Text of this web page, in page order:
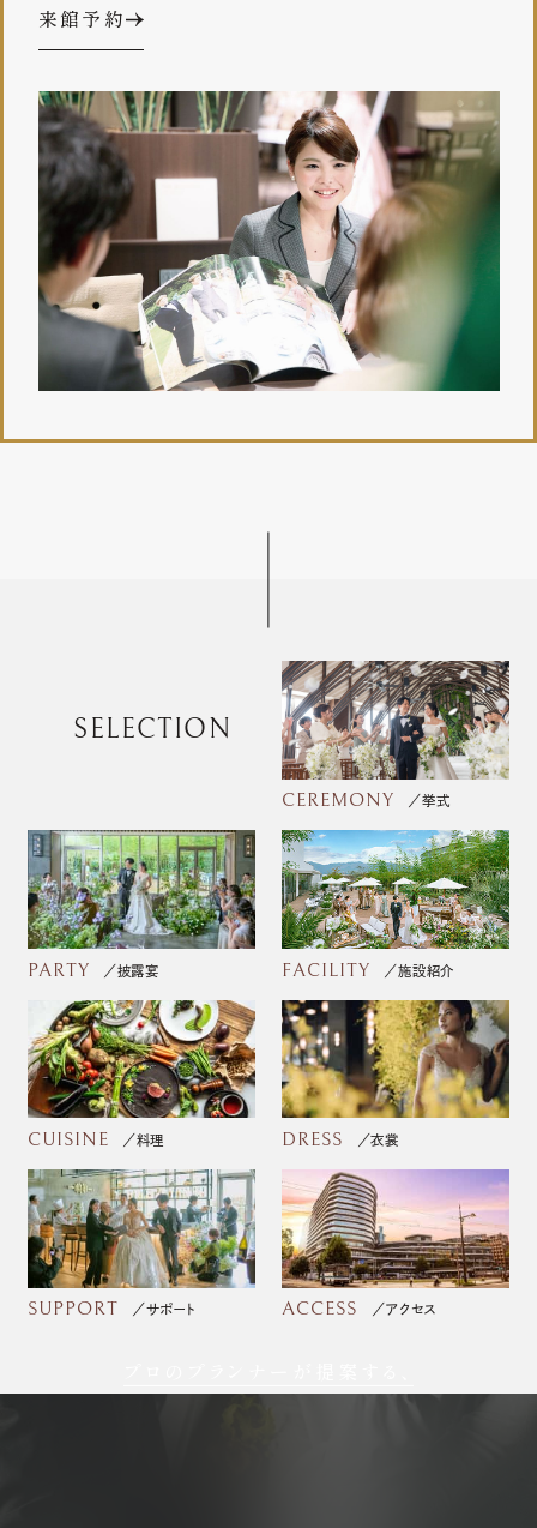
来館予約
SELECTION
CEREMONY 挙式
PARTY 披露宴 FACILITY 施設紹介
CUISINE 料理 DRESS 衣裳
SUPPORT サポート ACCESS アクセス